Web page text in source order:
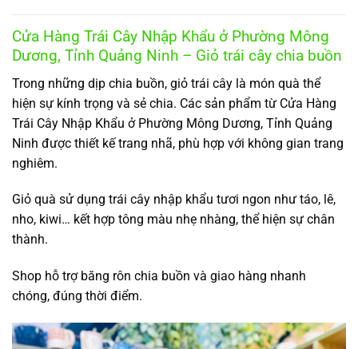
Cửa Hàng Trái Cây Nhập Khẩu ở Phường Mông
Dương, Tỉnh Quảng Ninh – Giỏ trái cây chia buồn
Trong những dịp chia buồn, giỏ trái cây là món quà thể
hiện sự kính trọng và sẻ chia. Các sản phẩm từ Cửa Hàng
Trái Cây Nhập Khẩu ở Phường Mông Dương, Tỉnh Quảng
Ninh được thiết kế trang nhã, phù hợp với không gian trang
nghiêm.
Giỏ quà sử dụng trái cây nhập khẩu tươi ngon như táo, lê,
nho, kiwi… kết hợp tông màu nhẹ nhàng, thể hiện sự chân
thành.
Shop hỗ trợ băng rôn chia buồn và giao hàng nhanh
chóng, đúng thời điểm.